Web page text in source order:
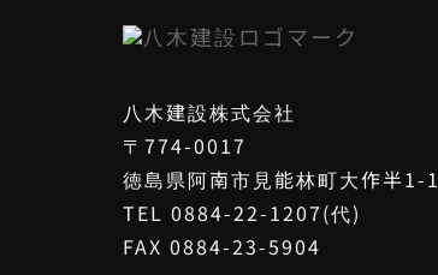
八木建設株式会社
〒774-0017
徳島県阿南市見能林町大作半1-1
TEL 0884-22-1207(代)
FAX 0884-23-5904